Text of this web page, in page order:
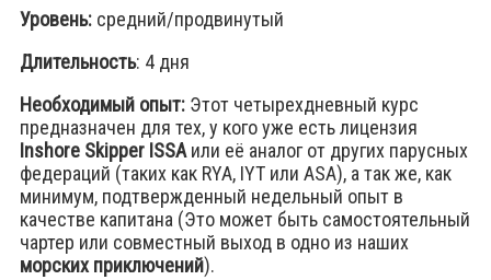
Уровень: средний/продвинутый
Длительность: 4 дня
Необходимый опыт: Этот четырехдневный курс
предназначен для тех, у кого уже есть лицензия
Inshore Skipper ISSAили её аналог от других парусных
федераций (таких как RYA, IYT или ASA), а так же, как
минимум, подтвержденный недельный опыт в
качестве капитана (Это может быть самостоятельный
чартер или совместный выход в одно из наших
морских приключений).